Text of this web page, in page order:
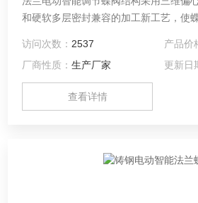
和硬软多层密封兼容的加工新工艺，使
蚀、耐高温、抗靡损的可靠性。适用于
工、电厂、钢厂、工业环保水处理及高
作调节流量和截断流体装置。
访问次数： 2537 产品价
厂商性质：生产厂家 更新日
查看详情